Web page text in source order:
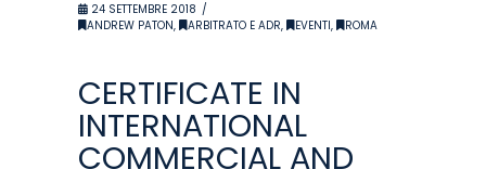
24 SETTEMBRE 2018
ANDREW PATON, ARBITRATO E ADR, EVENTI, ROMA
CERTIFICATE IN
INTERNATIONAL
COMMERCIAL AND